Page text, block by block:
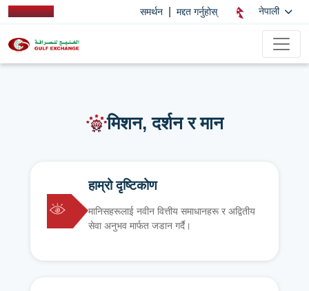
समर्थन मद्दत गर्नुहोस् नेपाली
मिशन, दर्शन र मान
हाम्रो दृष्टिकोण
मानिसहरूलाई नवीन वित्तीय समाधानहरू र अद्वितीय
सेवा अनुभव मार्फत जडान गर्दै।